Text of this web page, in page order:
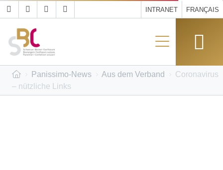
INTRANET FRANÇAIS
Panissimo-News Aus dem Verband
Coronavirus
– nützliche Links